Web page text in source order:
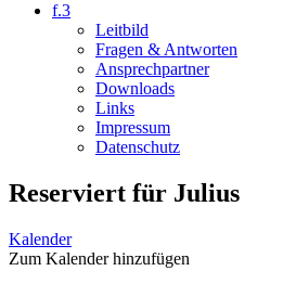
f.3
Leitbild
Fragen & Antworten
Ansprechpartner
Downloads
Links
Impressum
Datenschutz
Reserviert für Julius
Kalender
Zum Kalender hinzufügen